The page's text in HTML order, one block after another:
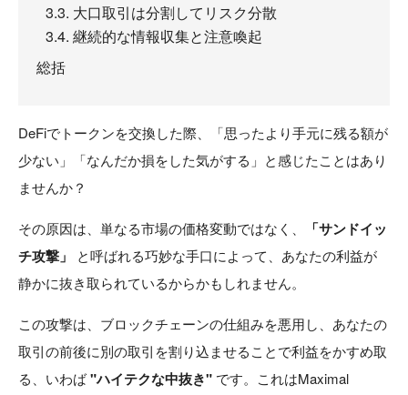
3.3. 大口取引は分割してリスク分散
3.4. 継続的な情報収集と注意喚起
総括
DeFiでトークンを交換した際、「思ったより手元に残る額が
少ない」「なんだか損をした気がする」と感じたことはあり
ませんか？
その原因は、単なる市場の価格変動ではなく、
「サンドイッ
チ攻撃」
と呼ばれる巧妙な手口によって、あなたの利益が
静かに抜き取られているからかもしれません。
この攻撃は、ブロックチェーンの仕組みを悪用し、あなたの
取引の前後に別の取引を割り込ませることで利益をかすめ取
る、いわば"ハイテクな中抜き" です。これはMaximal